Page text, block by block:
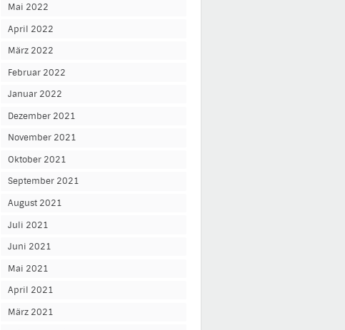
Mai 2022
April 2022
März 2022
Februar 2022
Januar 2022
Dezember 2021
November 2021
Oktober 2021
September 2021
August 2021
Juli 2021
Juni 2021
Mai 2021
April 2021
März 2021